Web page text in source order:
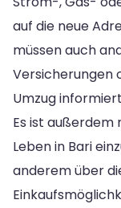
auf die neue
müssen auch
Versicherungen
Umzug
Es ist
Leben in Bari
anderem über